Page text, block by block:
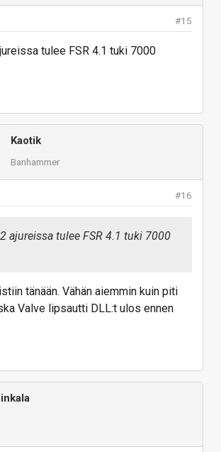
#15
tulee FSR 4.1 tuki 7000
Kaotik
Banhammer
#16
ajureissa tulee FSR 4.1 tuki 7000
tänään. Vähän aiemmin kuin piti
Valve lipsautti DLL:t ulos ennen